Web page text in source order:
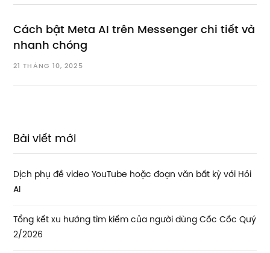
Cách bật Meta AI trên Messenger chi tiết và
nhanh chóng
21 THÁNG 10, 2025
Bài viết mới
Dịch phụ đề video YouTube hoặc đoạn văn bất kỳ với Hỏi
AI
Tổng kết xu hướng tìm kiếm của người dùng Cốc Cốc Quý
2/2026